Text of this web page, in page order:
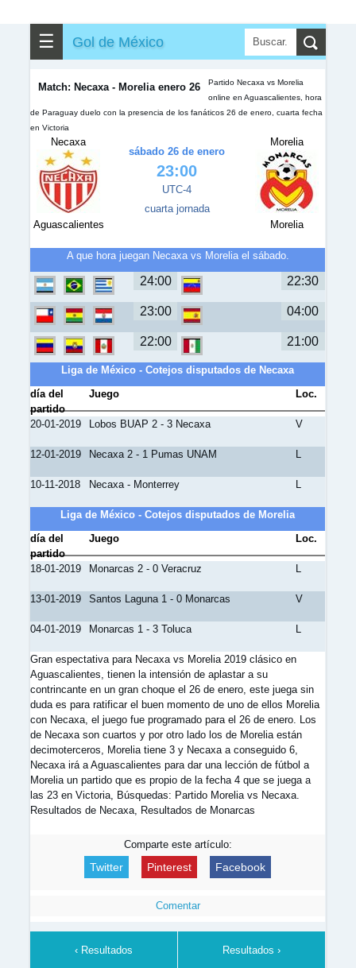
☰ Gol de México
Match: Necaxa - Morelia enero 26
Partido Necaxa vs Morelia
online en Aguascalientes, hora
de Paraguay duelo con la presencia de los fanáticos 26 de enero, cuarta fecha
en Victoria
Necaxa
Aguascalientes
sábado 26 de enero
23:00
UTC-4
cuarta jornada
Morelia
Morelia
A que hora juegan Necaxa vs Morelia el sábado.
24:00 22:30
23:00 04:00
22:00 21:00
Liga de México - Cotejos disputados de Necaxa
día del
partido
Juego Loc.
20-01-2019 Lobos BUAP 2 - 3 Necaxa V
12-01-2019 Necaxa 2 - 1 Pumas UNAM L
10-11-2018 Necaxa - Monterrey L
Liga de México - Cotejos disputados de Morelia
día del
partido
Juego Loc.
18-01-2019 Monarcas 2 - 0 Veracruz L
13-01-2019 Santos Laguna 1 - 0 Monarcas V
04-01-2019 Monarcas 1 - 3 Toluca L
Gran espectativa para Necaxa vs Morelia 2019 clásico en
Aguascalientes, tienen la intensión de aplastar a su
contrincante en un gran choque el 26 de enero, este juega sin
duda es para ratificar el buen momento de uno de ellos Morelia
con Necaxa, el juego fue programado para el 26 de enero. Los
de Necaxa son cuartos y por otro lado los de Morelia están
decimoterceros, Morelia tiene 3 y Necaxa a conseguido 6,
Necaxa irá a Aguascalientes para dar una lección de fútbol a
Morelia un partido que es propio de la fecha 4 que se juega a
las 23 en Victoria, Búsquedas: Partido Morelia vs Necaxa.
Resultados de Necaxa, Resultados de Monarcas
Comparte este artículo:
Twitter Pinterest Facebook
Comentar
‹ Resultados Resultados ›